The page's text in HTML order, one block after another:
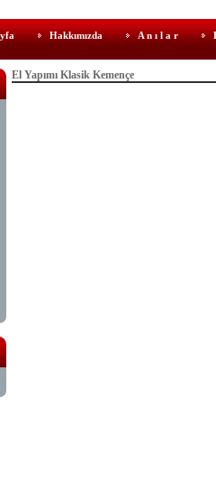
Hakkımızda A n ı l a r
El Yapımı Klasik Kemençe